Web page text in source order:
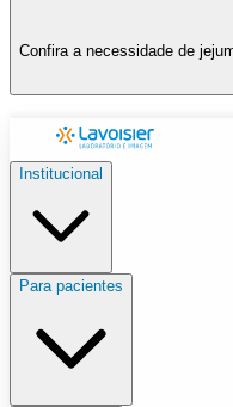
Confira a necessidade de
Institucional
Para pacientes